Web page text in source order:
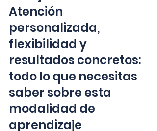
Atención
personalizada,
flexibilidad y
resultados concretos:
todo lo que necesitas
saber sobre esta
modalidad de
aprendizaje